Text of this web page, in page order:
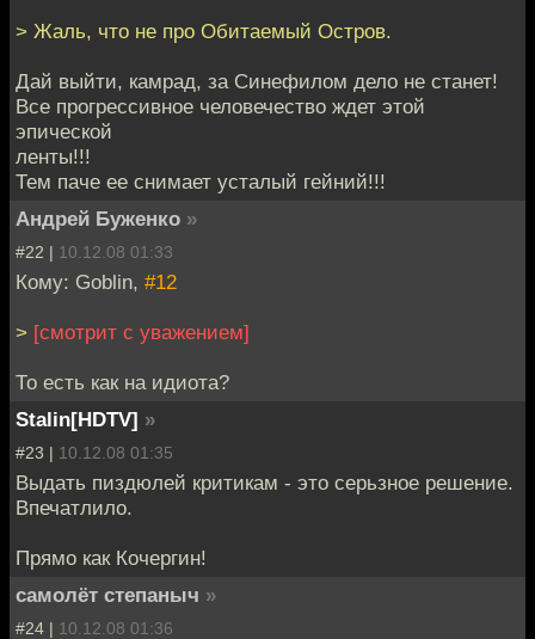
> Жаль, что не про Обитаемый Остров.
Дай выйти, камрад, за Синефилом дело не станет!
Все прогрессивное человечество ждет этой
эпической
ленты!!!
Тем паче ее снимает усталый гейний!!!
Андрей Буженко »
#22 | 10.12.08 01:33
Кому: Goblin, #12
> [смотрит с уважением]
То есть как на идиота?
Stalin[HDTV] »
#23 | 10.12.08 01:35
Выдать пиздюлей критикам - это серьзное решение.
Впечатлило.
Прямо как Кочергин!
самолёт степаныч »
#24 | 10.12.08 01:36